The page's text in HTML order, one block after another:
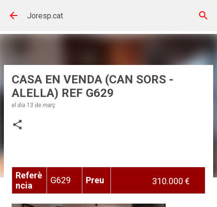
Joresp.cat
CASA EN VENDA (CAN SORS -
ALELLA) REF G629
el dia 13 de març
Referè
ncia
G629 Preu 310.000 €